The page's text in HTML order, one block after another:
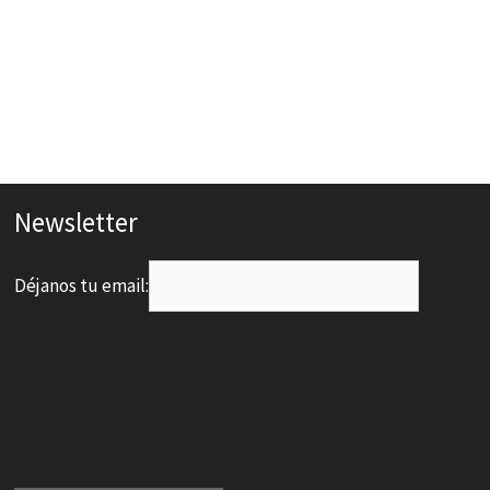
Newsletter
Déjanos tu email: